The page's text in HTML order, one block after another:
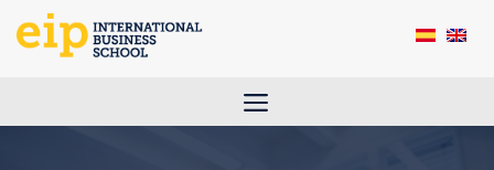
Saltar
Menú